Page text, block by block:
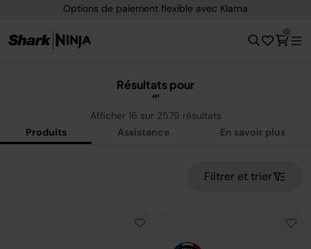
Livraison gratuite dès 40 € d'achat
0
Résultats pour
Afficher 16 sur 2579 résultats
Produits
Assistance En savoir plus
Filtrer et trier